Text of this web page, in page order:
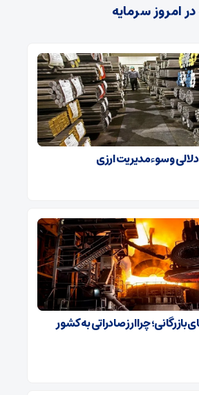
امروز سرمایه
دلالی و سوءمدیریت ارزی
چرا ارز صادراتی به کشور